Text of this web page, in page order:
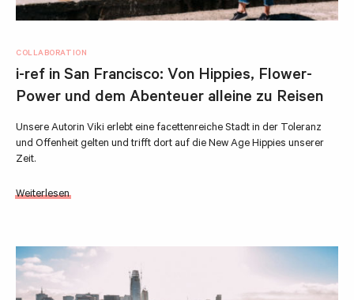
COLLABORATION
i-ref in San Francisco: Von Hippies, Flower-
Power und dem Abenteuer alleine zu Reisen
Unsere Autorin Viki erlebt eine facettenreiche Stadt in der Toleranz
und Offenheit gelten und trifft dort auf die New Age Hippies unserer
Zeit.
Weiterlesen